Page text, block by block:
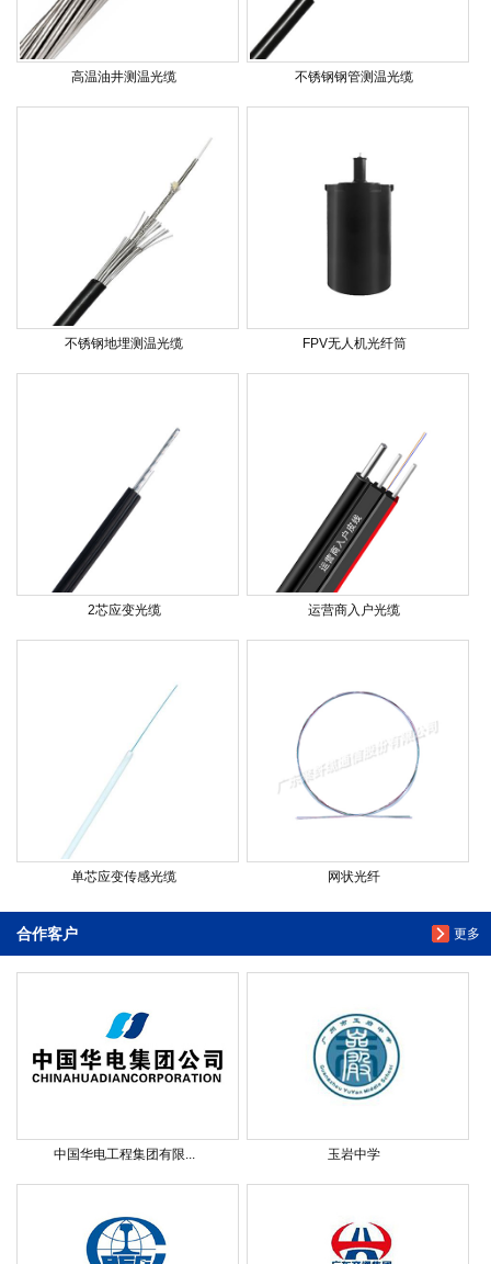
高温油井测温光缆 不锈钢钢管测温光缆
不锈钢地埋测温光缆 FPV无人机光纤筒
2芯应变光缆 运营商入户光缆
单芯应变传感光缆 网状光纤
更多
合作客户
中国华电工程集团有限... 玉岩中学